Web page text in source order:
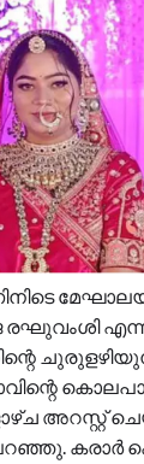
രഘുവംശി
അറസ്റ്റ്
കരാർ